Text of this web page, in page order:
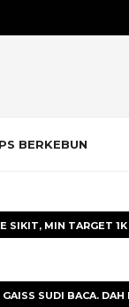
BERKEBUN
SIKIT, MIN TARGET
GAISS SUDI BACA.